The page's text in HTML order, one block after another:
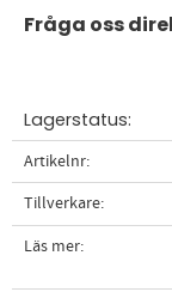
Fråga oss
Lagerstatus
Artikelnr
Tillverkare
Läs mer